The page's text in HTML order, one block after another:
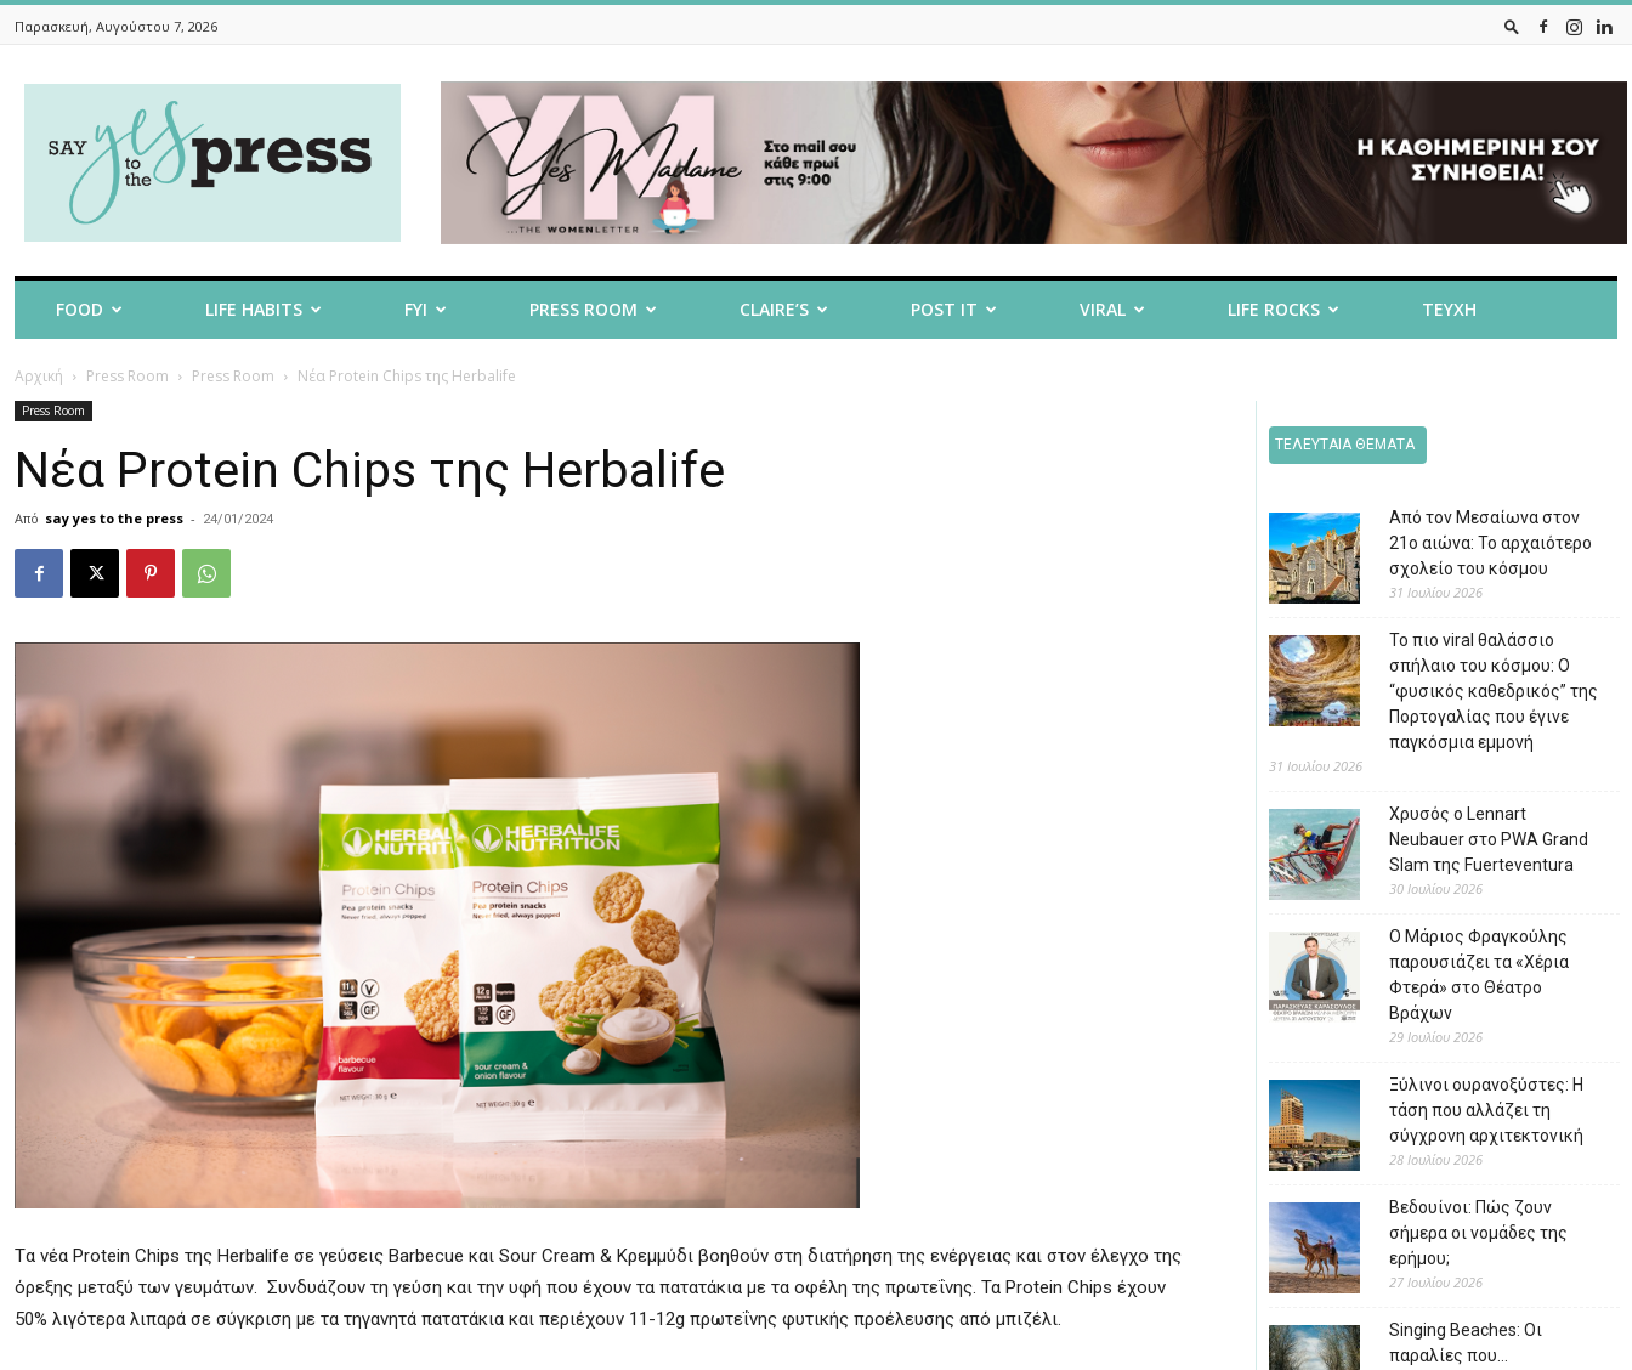
Παρασκευή, Αυγούστου 7, 2026
To
The
FOOD LIFE HABITS FYI PRESS ROOM CLAIRE’S POST IT VIRAL LIFE ROCKS ΤΕΥΧΗ
Αρχική Press Room Press Room Νέα Protein Chips της Herbalife
Press Room
Νέα Protein Chips της Herbalife
Από say yes to the press - 24/01/2024
Tα νέα Protein Chips της Herbalife σε γεύσεις Barbecue και Sour Cream & Κρεμμύδι βοηθούν στη διατήρηση της ενέργειας και στον έλεγχο της
όρεξης μεταξύ των γευμάτων. Συνδυάζουν τη γεύση και την υφή που έχουν τα πατατάκια με τα οφέλη της πρωτεΐνης. Τα Protein Chips έχουν
50% λιγότερα λιπαρά σε σύγκριση με τα τηγανητά πατατάκια και περιέχουν 11-12g πρωτεΐνης φυτικής προέλευσης από μπιζέλι.
ΤΕΛΕΥΤΑΙΑ ΘΕΜΑΤΑ
Από τον Μεσαίωνα στον
21ο αιώνα: Το αρχαιότερο
σχολείο του κόσμου
31 Ιουλίου 2026
Το πιο viral θαλάσσιο
σπήλαιο του κόσμου: Ο
“φυσικός καθεδρικός” της
Πορτογαλίας που έγινε
παγκόσμια εμμονή
31 Ιουλίου 2026
Χρυσός ο Lennart
Neubauer στο PWA Grand
Slam της Fuerteventura
30 Ιουλίου 2026
Ο Μάριος Φραγκούλης
παρουσιάζει τα «Χέρια
Φτερά» στο Θέατρο
Βράχων
29 Ιουλίου 2026
Ξύλινοι ουρανοξύστες: Η
τάση που αλλάζει τη
σύγχρονη αρχιτεκτονική
28 Ιουλίου 2026
Βεδουίνοι: Πώς ζουν
σήμερα οι νομάδες της
ερήμου;
27 Ιουλίου 2026
Singing Beaches: Οι
παραλίες που…